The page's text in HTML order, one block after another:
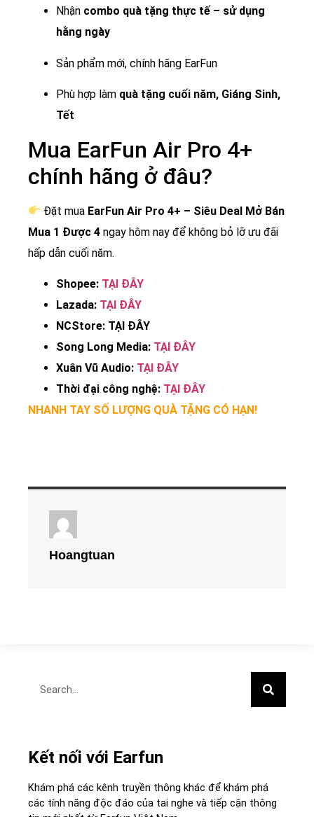
Nhận combo quà tặng thực tế – sử dụng
hằng ngày
Sản phẩm mới, chính hãng EarFun
Phù hợp làm quà tặng cuối năm, Giáng Sinh,
Tết
Mua EarFun Air Pro 4+
chính hãng ở đâu?
Đặt mua EarFun Air Pro 4+ – Siêu Deal Mở Bán
Mua 1 Được 4 ngay hôm nay để không bỏ lỡ ưu đãi
hấp dẫn cuối năm.
Shopee: TẠI ĐÂY
Lazada: TẠI ĐÂY
NCStore: TẠI ĐÂY
Song Long Media: TẠI ĐÂY
Xuân Vũ Audio: TẠI ĐÂY
Thời đại công nghệ: TẠI ĐÂY
NHANH TAY SỐ LƯỢNG QUÀ TẶNG CÓ HẠN!
Hoangtuan
Kết nối với Earfun
Khám phá các kênh truyền thông khác để khám phá
các tính năng độc đáo của tai nghe và tiếp cận thông